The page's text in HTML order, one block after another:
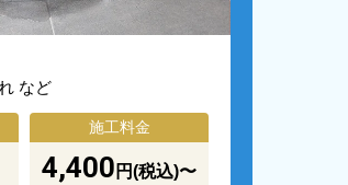
など
施工料金
4,400 円(税込)〜